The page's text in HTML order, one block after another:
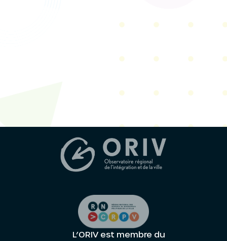
L’ORIV est membre du